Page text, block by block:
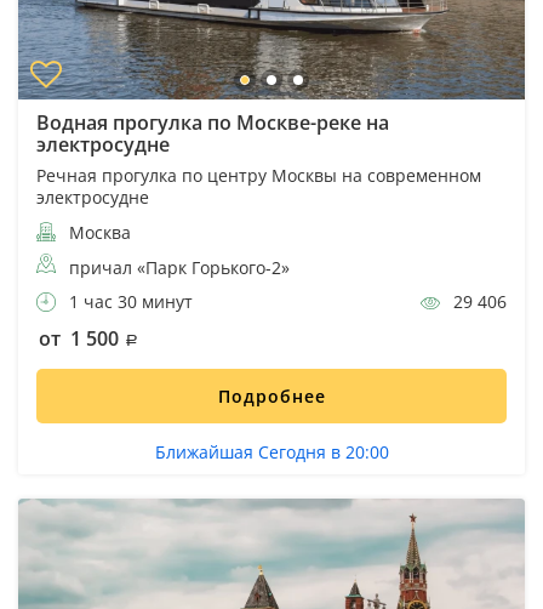
Водная прогулка по Москве-реке на
электросудне
Речная прогулка по центру Москвы на современном
электросудне
Москва
причал «Парк Горького-2»
1 час 30 минут
29 406
от 1 500
Подробнее
Ближайшая Сегодня в 20:00